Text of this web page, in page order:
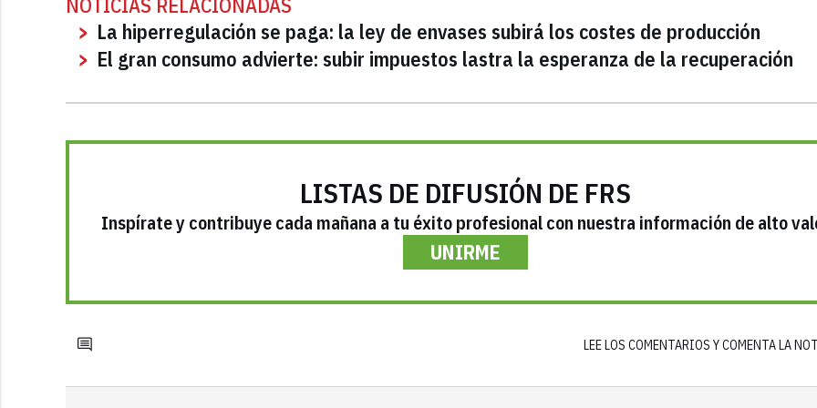
La hiperregulación se paga: la ley de envases subirá los costes de producción
El gran consumo advierte: subir impuestos lastra la esperanza de la recuperación
LISTAS DE DIFUSIÓN DE FRS
Inspírate y contribuye cada mañana a tu éxito profesional con nuestra información de alto
UNIRME
LEE LOS COMENTARIOS Y COMENTA LA